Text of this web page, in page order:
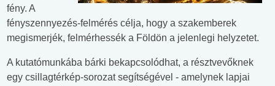
fény. A
fényszennyezés-felmérés célja, hogy a szakemberek
megismerjék, felmérhessék a Földön a jelenlegi helyzetet.
A kutatómunkába bárki bekapcsolódhat, a résztvevőknek
egy csillagtérkép-sorozat segítségével - amelynek lapjai